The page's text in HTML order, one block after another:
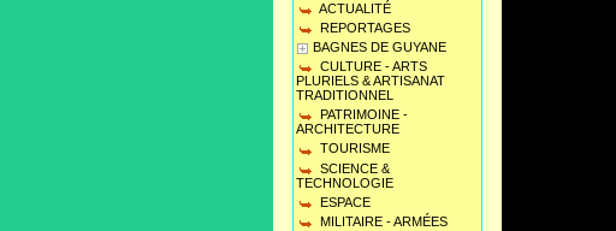
ACTUALITÉ
REPORTAGES
BAGNES DE GUYANE
CULTURE - ARTS
PLURIELS & ARTISANAT
TRADITIONNEL
PATRIMOINE -
ARCHITECTURE
TOURISME
SCIENCE &
TECHNOLOGIE
ESPACE
MILITAIRE - ARMÉES